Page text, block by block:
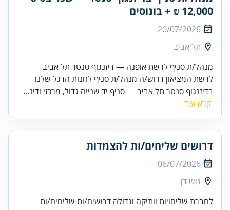
12,000 ₪ + בונוסים
20/07/2026
תל אביב
מנהל/ת סניף לרשת אופנה — דיזנגוף סנטר תל אביב
לרשת המציאון דרוש/ה מנהל/ת סניף לחנות הדגל שלנו
בדיזנגוף סנטר תל אביב — סניף יד שנייה גדול, מרכזי ודינ...
קרא עוד
דרושים שליחים/ות להצמדות
06/07/2026
גוש דן
לחברת שליחויות וותיקה וגדולה דרושים/ות שליחים/ות